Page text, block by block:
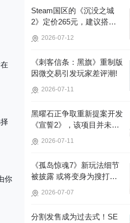
你
Steam国区的《沉没之城
2》定价265元，建议搭配4
2026-07-12
《刺客信条：黑旗》重制版
因微交易引发玩家差评潮!
2026-07-11
黑曜石正争取重新提案开发
《宣誓2》，该项目并未彻
2026-07-11
《孤岛惊魂7》新玩法细节
被披露 或将变身为搜打撤
2026-07-07
分割发售成为过去式！SE